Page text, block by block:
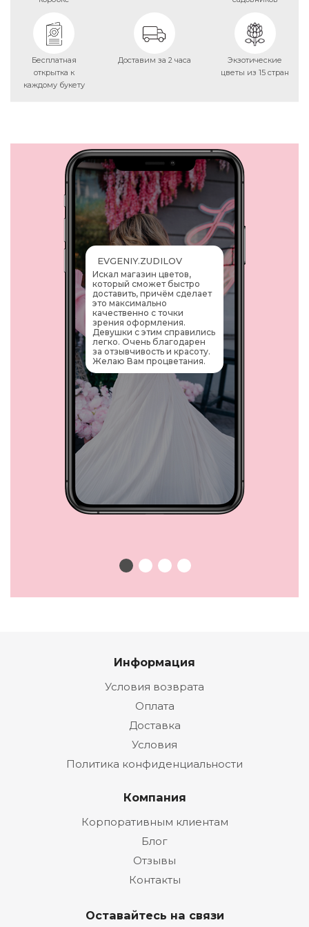
Бесплатная
открытка к
каждому букету
Доставим за 2 часа
Экзотические
цветы из 15 стран
EVGENIY.ZUDILOV
Искал магазин цветов,
который сможет быстро
доставить, причём сделает
это максимально
качественно с точки
зрения оформления.
Девушки с этим справились
легко. Очень благодарен
за отзывчивость и красоту.
Желаю Вам процветания.
Информация
Условия возврата
Оплата
Доставка
Условия
Политика конфиденциальности
Компания
Корпоративным клиентам
Блог
Отзывы
Контакты
Оставайтесь на связи